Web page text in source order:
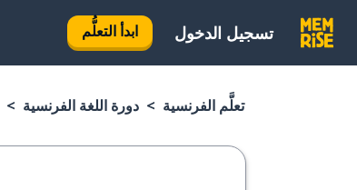
تسجيل الدخول ابدأ التعلُّم
تعلَّم الفرنسية دورة اللغة الفرنسية